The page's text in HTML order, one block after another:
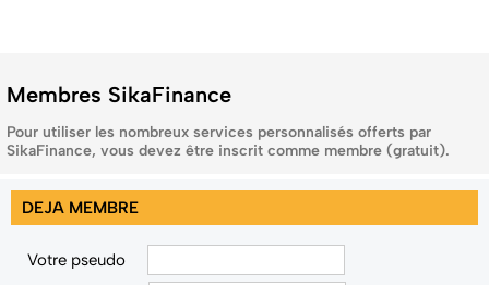
Membres SikaFinance
Pour utiliser les nombreux services personnalisés offerts par
SikaFinance, vous devez être inscrit comme membre (gratuit).
DEJA MEMBRE
Votre pseudo